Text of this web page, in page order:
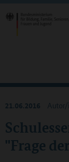
"Frage
21.06.2016 Autor/